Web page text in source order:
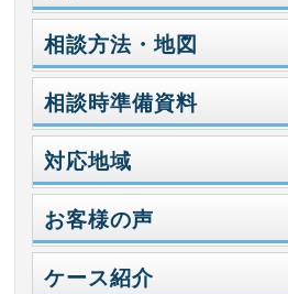
相談方法・地図
相談時準備資料
対応地域
お客様の声
ケース紹介